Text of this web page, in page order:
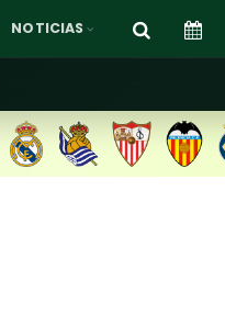
NOTICIAS